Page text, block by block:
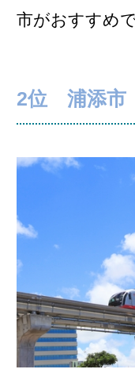
市がおすすめで
2位 浦添市